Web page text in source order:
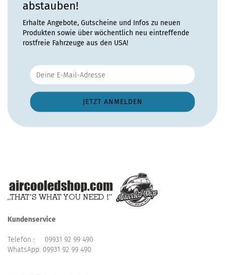
abstauben!
Erhalte Angebote, Gutscheine und Infos zu neuen
Produkten sowie über wöchentlich neu eintreffende
rostfreie Fahrzeuge aus den USA!
Kundenservice
Telefon : 09931 92 99 490
WhatsApp: 09931 92 99 490